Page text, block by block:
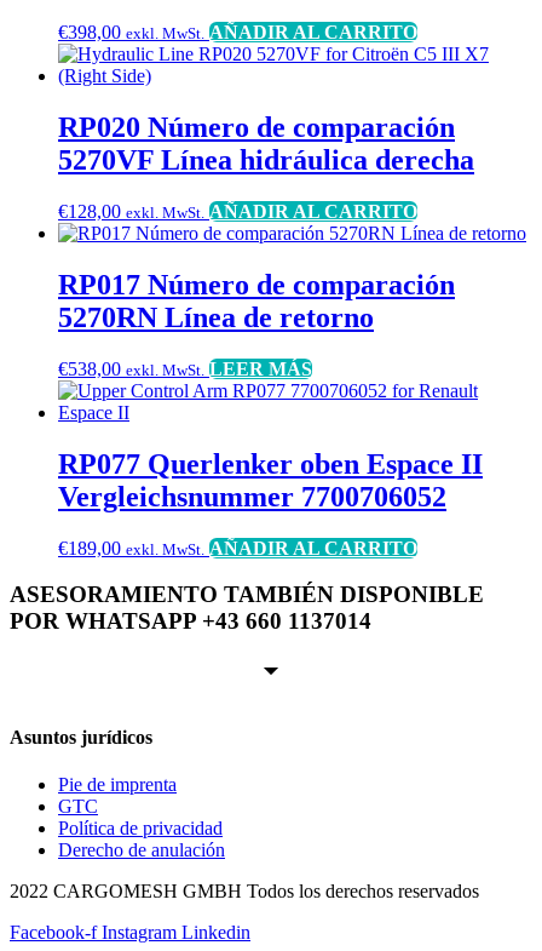
€398,00 exkl. MwSt. AÑADIR AL CARRITO
RP020 Número de comparación
5270VF Línea hidráulica derecha
€128,00 exkl. MwSt. AÑADIR AL CARRITO
RP017 Número de comparación
5270RN Línea de retorno
€538,00 exkl. MwSt. LEER MÁS
RP077 Querlenker oben Espace II
Vergleichsnummer 7700706052
€189,00 exkl. MwSt. AÑADIR AL CARRITO
ASESORAMIENTO TAMBIÉN DISPONIBLE
POR WHATSAPP +43 660 1137014
Asuntos jurídicos
Pie de imprenta
GTC
Política de privacidad
Derecho de anulación
2022 CARGOMESH GMBH Todos los derechos reservados
Facebook-f Instagram Linkedin